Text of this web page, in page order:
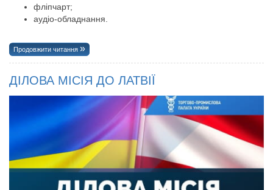
фліпчарт;
аудіо-обладнання.
Продовжити читання
ДІЛОВА МІСІЯ ДО ЛАТВІЇ